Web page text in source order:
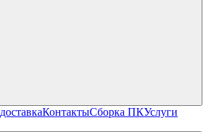
КонтактыСборка ПКУслуги